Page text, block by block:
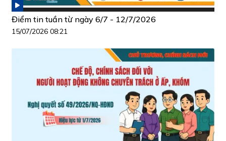
Điểm tin tuần từ ngày 6/7 - 12/7/2026
15/07/2026 08:21